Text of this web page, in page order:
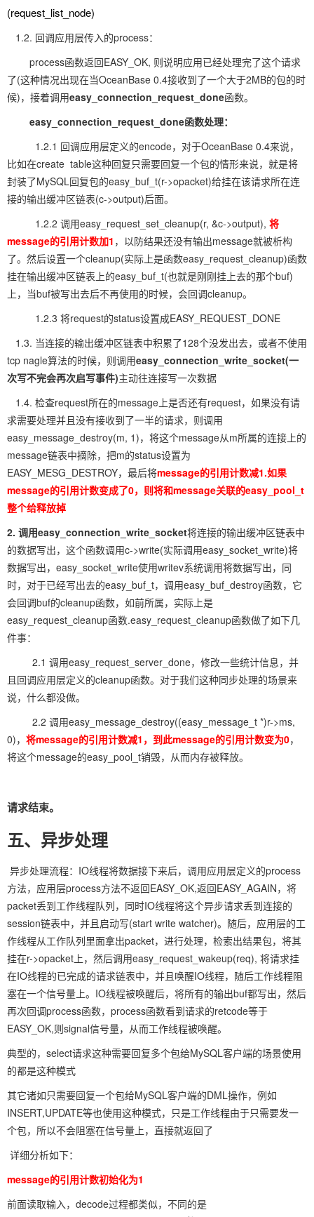
(request_list_node)
1.2. 回调应用层传入的process：
process函数返回EASY_OK, 则说明应用已经处理完了这个请求
了(这种情况出现在当OceanBase 0.4接收到了一个大于2MB的包的时
候)，接着调用easy_connection_request_done函数。
easy_connection_request_done函数处理：
1.2.1 回调应用层定义的encode，对于OceanBase 0.4来说，
比如在create table这种回复只需要回复一个包的情形来说，就是将
封装了MySQL回复包的easy_buf_t(r->opacket)给挂在该请求所在连
接的输出缓冲区链表(c->output)后面。
1.2.2 调用easy_request_set_cleanup(r, &c->output), 将
message的引用计数加1 ，以防结果还没有输出message就被析构
了。然后设置一个cleanup(实际上是函数easy_request_cleanup)函数
挂在输出缓冲区链表上的easy_buf_t(也就是刚刚挂上去的那个buf)
上，当buf被写出去后不再使用的时候，会回调cleanup。
1.2.3 将request的status设置成EASY_REQUEST_DONE
1.3. 当连接的输出缓冲区链表中积累了128个没发出去，或者不使用
tcp nagle算法的时候，则调用easy_connection_write_socket(一
次写不完会再次启写事件)主动往连接写一次数据
1.4. 检查request所在的message上是否还有request，如果没有请
求需要处理并且没有接收到了一半的请求，则调用
easy_message_destroy(m, 1)，将这个message从m所属的连接上的
message链表中摘除，把m的status设置为
EASY_MESG_DESTROY，最后将message的引用计数减1.如果
message的引用计数变成了0，则将和message关联的easy_pool_t
整个给释放掉
2. 调用easy_connection_write_socket将连接的输出缓冲区链表中
的数据写出，这个函数调用c->write(实际调用easy_socket_write)将
数据写出，easy_socket_write使用writev系统调用将数据写出，同
时，对于已经写出去的easy_buf_t，调用easy_buf_destroy函数，它
会回调buf的cleanup函数，如前所属，实际上是
easy_request_cleanup函数.easy_request_cleanup函数做了如下几
件事：
2.1 调用easy_request_server_done，修改一些统计信息，并
且回调应用层定义的cleanup函数。对于我们这种同步处理的场景来
说，什么都没做。
2.2 调用easy_message_destroy((easy_message_t *)r->ms,
0)， 将message的引用计数减1 ，到此message的引用计数变为0，
将这个message的easy_pool_t销毁，从而内存被释放。
请求结束。
五、异步处理
异步处理流程：IO线程将数据接下来后，调用应用层定义的process
方法，应用层process方法不返回EASY_OK,返回EASY_AGAIN，将
packet丢到工作线程队列，同时IO线程将这个异步请求丢到连接的
session链表中，并且启动写(start write watcher)。随后，应用层的工
作线程从工作队列里面拿出packet，进行处理，检索出结果包，将其
挂在r->opacket上，然后调用easy_request_wakeup(req), 将请求挂
在IO线程的已完成的请求链表中，并且唤醒IO线程，随后工作线程阻
塞在一个信号量上。IO线程被唤醒后，将所有的输出buf都写出，然后
再次回调process函数，process函数看到请求的retcode等于
EASY_OK,则signal信号量，从而工作线程被唤醒。
典型的，select请求这种需要回复多个包给MySQL客户端的场景使用
的都是这种模式
其它诸如只需要回复一个包给MySQL客户端的DML操作，例如
INSERT,UPDATE等也使用这种模式，只是工作线程由于只需要发一
个包，所以不会阻塞在信号量上，直接就返回了
详细分析如下：
message的引用计数初始化为1
前面读取输入，decode过程都类似，不同的是